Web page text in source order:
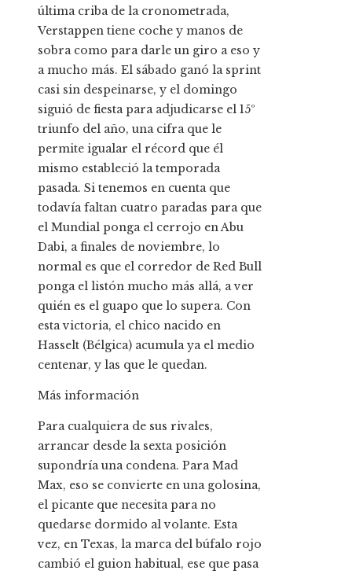
última criba de la cronometrada,
Verstappen tiene coche y manos de
sobra como para darle un giro a eso y
a mucho más. El sábado ganó la sprint
casi sin despeinarse, y el domingo
siguió de fiesta para adjudicarse el 15º
triunfo del año, una cifra que le
permite igualar el récord que él
mismo estableció la temporada
pasada. Si tenemos en cuenta que
todavía faltan cuatro paradas para que
el Mundial ponga el cerrojo en Abu
Dabi, a finales de noviembre, lo
normal es que el corredor de Red Bull
ponga el listón mucho más allá, a ver
quién es el guapo que lo supera. Con
esta victoria, el chico nacido en
Hasselt (Bélgica) acumula ya el medio
centenar, y las que le quedan.
Más información
Para cualquiera de sus rivales,
arrancar desde la sexta posición
supondría una condena. Para Mad
Max, eso se convierte en una golosina,
el picante que necesita para no
quedarse dormido al volante. Esta
vez, en Texas, la marca del búfalo rojo
cambió el guion habitual, ese que pasa